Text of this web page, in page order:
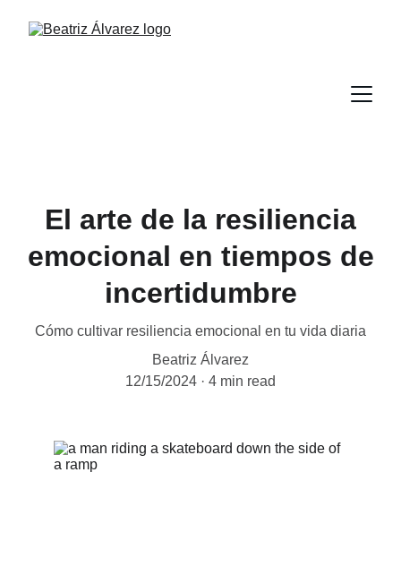
El arte de la resiliencia
emocional en tiempos de
incertidumbre
Cómo cultivar resiliencia emocional en tu vida diaria
Beatriz Álvarez
12/15/2024
4 min read